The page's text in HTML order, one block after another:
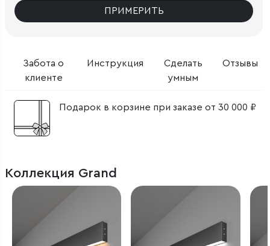
Забота о
клиенте
Инструкция
Сделать
умным
Отзывы
Подарок в корзине при заказе от 30 000 ₽
ПРИМЕРИТЬ
Коллекция Grand